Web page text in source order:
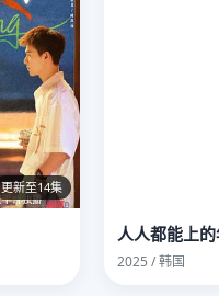
更新至14集
人人都能上
2025 / 韩国